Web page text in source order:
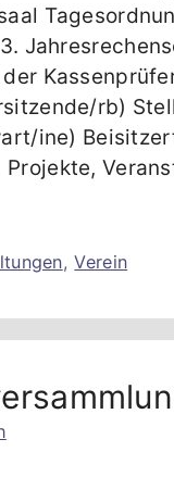
rb)
ine)
,Verein